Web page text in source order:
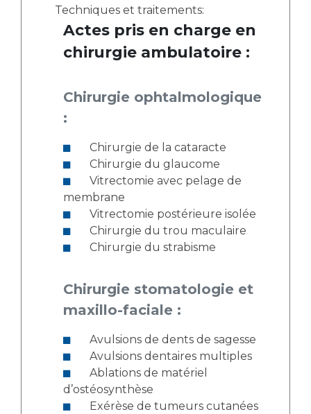
Techniques et traitements:
Actes pris en charge en
chirurgie ambulatoire :
Chirurgie ophtalmologique
:
Chirurgie de la cataracte
Chirurgie du glaucome
membrane
Vitrectomie postérieure isolée
Chirurgie du trou maculaire
Chirurgie du strabisme
Chirurgie stomatologie et
maxillo-faciale :
Avulsions de dents de sagesse
Avulsions dentaires multiples
d’ostéosynthèse
Exérèse de tumeurs cutanées